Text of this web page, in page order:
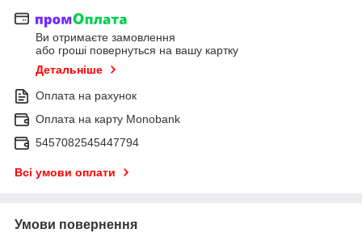
Ви отримаєте замовлення
або гроші повернуться на вашу картку
Детальніше
Оплата на рахунок
Оплата на карту Monobank
5457082545447794
Всі умови оплати
Умови повернення